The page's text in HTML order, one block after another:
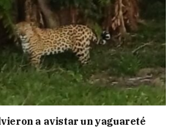
a avistar un yaguareté